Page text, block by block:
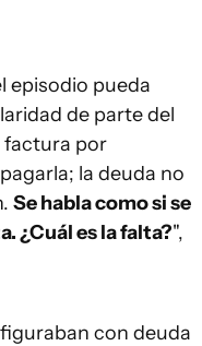
episodio pueda
de parte del
factura por
la deuda no
Se habla como si se
¿Cuál es la falta?",
con deuda